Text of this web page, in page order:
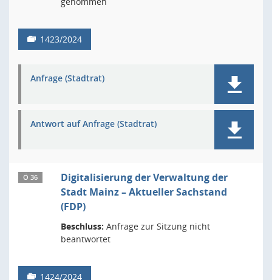
1423/2024
Anfrage (Stadtrat)
Antwort auf Anfrage (Stadtrat)
Ö 36
Digitalisierung der Verwaltung der
Stadt Mainz – Aktueller Sachstand
(FDP)
Beschluss: Anfrage zur Sitzung nicht
beantwortet
1424/2024